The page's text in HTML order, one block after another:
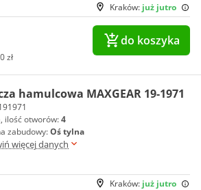
Kraków: już jutro
zł
do koszyka
hamulcowa MAXGEAR 19-1971
ilość otworów:4
zabudowy:Oś tylna
więcej danych
Kraków: już jutro